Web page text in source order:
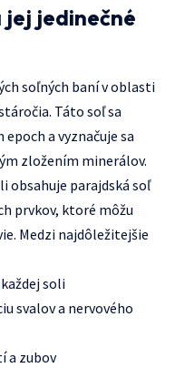
jedinečné
soľných baní v oblasti
Táto soľ sa
a vyznačuje sa
zložením minerálov.
obsahuje parajdská soľ
prvkov, ktoré môžu
Medzi najdôležitejšie
soli
svalov a nervového
a zubov